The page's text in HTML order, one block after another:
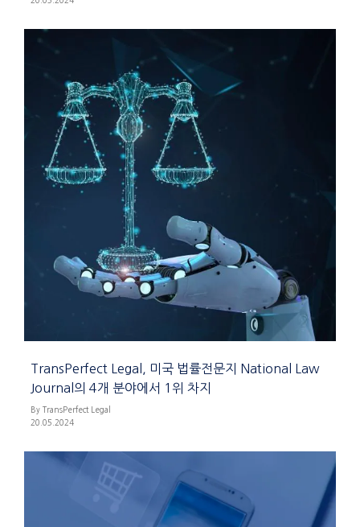
TransPerfect Legal, 미국 법률전문지 National Law
Journal의 4개 분야에서 1위 차지
By TransPerfect Legal
20.05.2024